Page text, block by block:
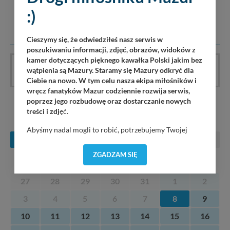
dotyczących danej tematyki dyskusji. Wpisy niezwiązane z
tematem, wulgarne, obraźliwe, naruszające prawo będą
usuwane.
Artykuł nie ma jeszcze komentarzy, bądź pierwszy!
KONCERTY NA MAZURACH
ŚR PT
27 28 29 30 31 1
2
3
4 5 6 7 8
9
10
11 12 13 14 15
16
:)
Cieszymy się, że odwiedziłeś nasz serwis w
poszukiwaniu informacji, zdjęć, obrazów, widoków z
kamer dotyczących pięknego kawałka Polski jakim bez
wątpienia są Mazury. Staramy się Mazury odkryć dla
Ciebie na nowo. W tym celu nasza ekipa miłośników i
wręcz fanatyków Mazur codziennie rozwija serwis,
poprzez jego rozbudowę oraz dostarczanie nowych
treści i zdjęć.
Abyśmy nadal mogli to robić, potrzebujemy Twojej
dostosować do Twoich preferencji. Twoje dane (w tym
pliki cookies) będą zapisywane w celu usprawnienia
wyszukania, ulubione miejsca, logowania, itp).
Bezpieczeństwo Twoich danych jest dla nas
priorytetowe, bez poinformowania Ciebie nie będziemy
zmieniać zakresu naszych uprawnień. Twoje dane są u
nas bezpieczne, jeśli masz wątpliwości co do naszych
ZGADZAM SIĘ